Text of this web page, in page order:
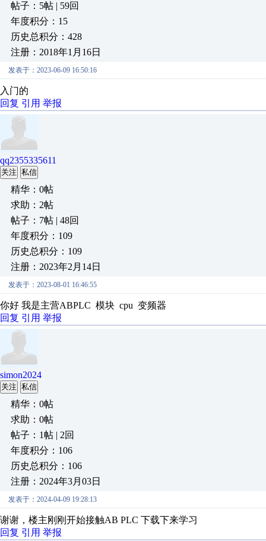
帖子：5帖 | 59回
年度积分：15
历史总积分：428
注册：2018年1月16日
发表于：2023-06-09 16:50:16
入门的
回复 引用 举报
qq2355335611
关注 私信
精华：0帖
求助：2帖
帖子：7帖 | 48回
年度积分：109
历史总积分：109
注册：2023年2月14日
发表于：2023-08-01 16:46:55
你好 我是主营ABPLC 模块 cpu 变频器
回复 引用 举报
simon2024
关注 私信
精华：0帖
求助：0帖
帖子：1帖 | 2回
年度积分：106
历史总积分：106
注册：2024年3月03日
发表于：2024-04-09 19:28:13
谢谢，楼主刚刚开始接触AB PLC 下载下来学习
回复 引用 举报